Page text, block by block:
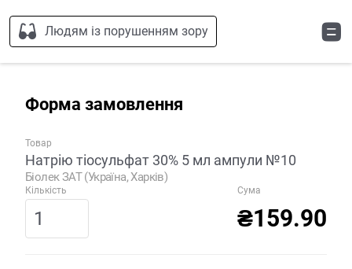
Людям із порушенням зору
Форма замовлення
Товар
Натрію тіосульфат 30% 5 мл ампули №10
Біолек ЗАТ (Україна, Харків)
Кількість Сума
₴159.90